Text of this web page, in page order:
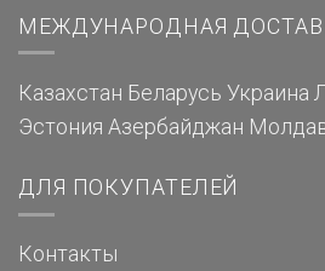
МЕЖДУНАРОДНАЯ
Казахстан Беларусь Украина
Эстония Азербайджан
ДЛЯ ПОКУПАТЕЛЕЙ
Контакты